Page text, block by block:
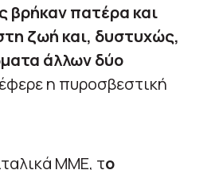
βρήκαν πατέρα και
ζωή και, δυστυχώς,
άλλων δύο
η πυροσβεστική
ΜΜΕ, το